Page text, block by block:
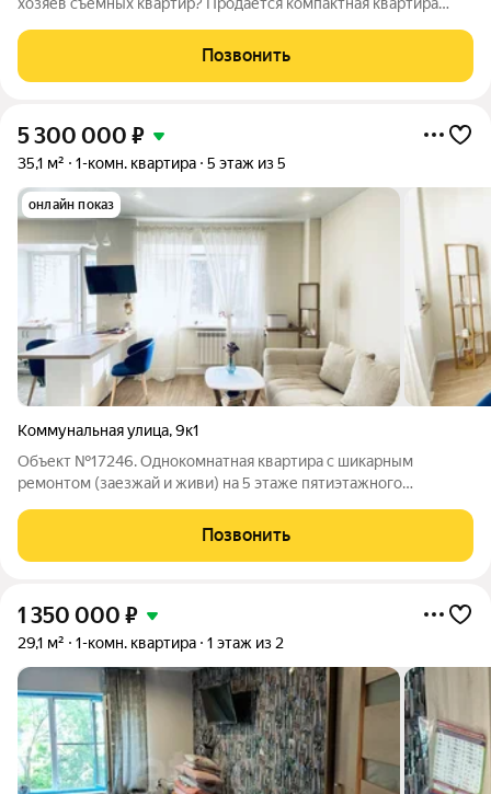
а эргономичный
Позвонить
5 300 000 ₽
35,1 м² 1-комн. квартира 5 этаж из 5
онлайн показ
Коммунальная улица,9к1
Объект №17246. Однокомнатная квартира с шикарным
ремонтом (заезжай и живи) на 5 этаже пятиэтажного
гардероб;- Лоджия - качественное остекление;- Потолки
натяжные;- Полы - кафель, ламинат;- Окна -
Позвонить
1 350 000 ₽
29,1 м² 1-комн. квартира 1 этаж из 2